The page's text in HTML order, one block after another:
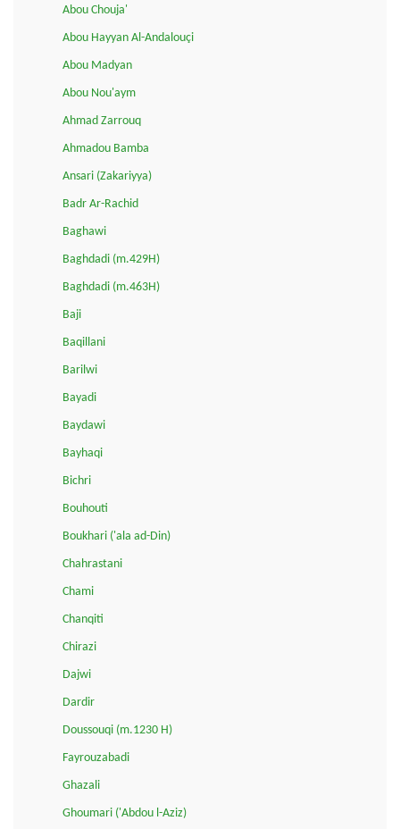
Abou Chouja'
Abou Hayyan Al-Andalouçi
Abou Madyan
Abou Nou'aym
Ahmad Zarrouq
Ahmadou Bamba
Ansari (Zakariyya)
Badr Ar-Rachid
Baghawi
Baghdadi (m.429H)
Baghdadi (m.463H)
Baji
Baqillani
Barilwi
Bayadi
Baydawi
Bayhaqi
Bichri
Bouhouti
Boukhari ('ala ad-Din)
Chahrastani
Chami
Chanqiti
Chirazi
Dajwi
Dardir
Doussouqi (m.1230 H)
Fayrouzabadi
Ghazali
Ghoumari ('Abdou l-Aziz)